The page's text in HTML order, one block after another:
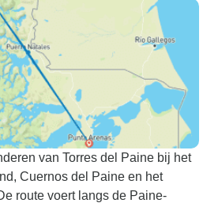
van Torres del Paine bij het
Cuernos del Paine en het
route voert langs de Paine-